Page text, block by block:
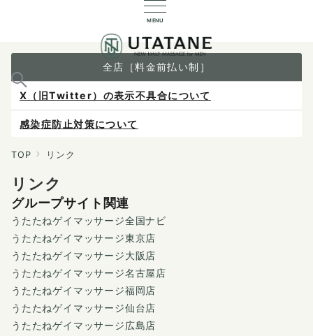
MENU
全店［料金前払い制］
X（旧Twitter）の表示不具合について
感染症防止対策について
ご予約は各店へ直接お問い合わせください。
料金は当日施術前にお支払いください。
TOP リンク
リンク
グループサイト関連
うたたねゲイマッサージ全国ナビ
うたたねゲイマッサージ東京店
うたたねゲイマッサージ大阪店
うたたねゲイマッサージ名古屋店
うたたねゲイマッサージ福岡店
うたたねゲイマッサージ仙台店
うたたねゲイマッサージ広島店